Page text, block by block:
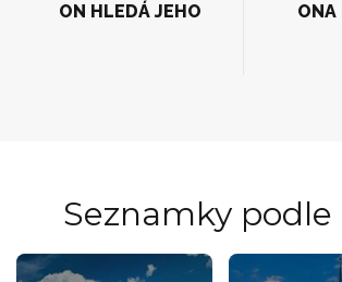
ON HLEDÁ JEHO ONA
Seznamky